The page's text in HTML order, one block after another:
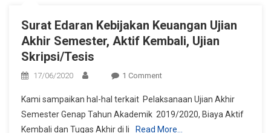
Surat Edaran Kebijakan Keuangan Ujian
Akhir Semester, Aktif Kembali, Ujian
Skripsi/Tesis
17/06/2020 1 CommentOn
Edaran
Kebijakan
Keuangan
Kami sampaikan hal-hal terkait Pelaksanaan Ujian Akhir
Semester Genap Tahun Akademik 2019/2020, Biaya Aktif
Kembali dan Tugas Akhir di li
Read More…